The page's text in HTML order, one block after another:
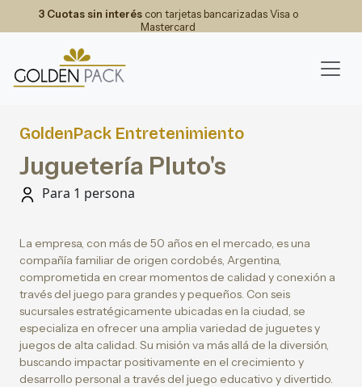
3 Cuotas sin interéscon tarjetas bancarizadas Visa o
Mastercard
GoldenPack Entretenimiento
Juguetería Pluto's
Para 1 persona
La empresa, con más de 50 años en el mercado, es una
compañía familiar de origen cordobés, Argentina,
comprometida en crear momentos de calidad y conexión a
través del juego para grandes y pequeños. Con seis
sucursales estratégicamente ubicadas en la ciudad, se
especializa en ofrecer una amplia variedad de juguetes y
juegos de alta calidad. Su misión va más allá de la diversión,
buscando impactar positivamente en el crecimiento y
desarrollo personal a través del juego educativo y divertido.